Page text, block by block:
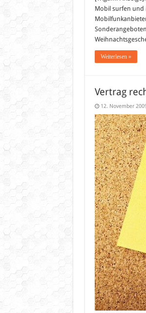
Mobil surfen und
Weiterlesen »
Vertrag
12. November